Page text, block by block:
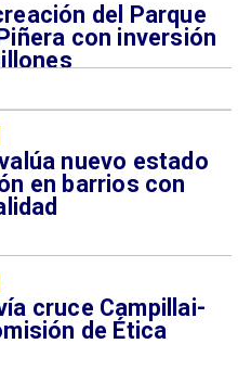
del Parque
con inversión
nuevo estado
en barrios con
cruce Campillai-
de Ética